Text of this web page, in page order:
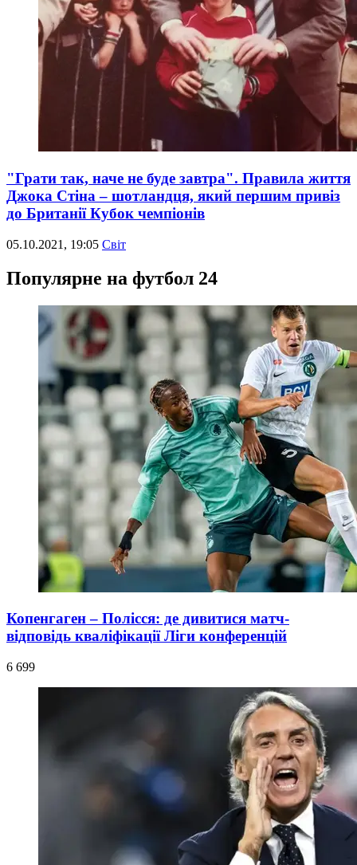
"Грати так, наче не буде завтра". Правила життя
Джока Стіна – шотландця, який першим привіз
до Британії Кубок чемпіонів
05.10.2021, 19:05 Світ
Популярне на футбол 24
Копенгаген – Полісся: де дивитися матч-
відповідь кваліфікації Ліги конференцій
6 699